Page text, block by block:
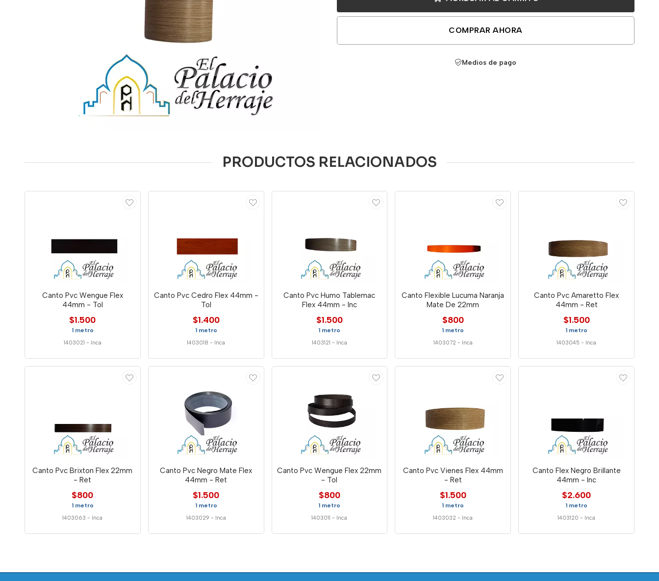
COMPRAR AHORA
Medios de pago
PRODUCTOS RELACIONADOS
Canto Pvc Wengue Flex
44mm - Tol
$1.500
1 metro
1403021 - Inca
Canto Pvc Cedro Flex 44mm -
Tol
$1.400
1 metro
1403018 - Inca
Canto Pvc Humo Tablemac
Flex 44mm - Inc
$1.500
1 metro
1403121 - Inca
Canto Flexible Lucuma Naranja
Mate De 22mm
$800
1 metro
1403072 - Inca
Canto Pvc Amaretto Flex
44mm - Ret
$1.500
1 metro
1403045 - Inca
Canto Pvc Brixton Flex 22mm
- Ret
$800
1 metro
1403063 - Inca
Canto Pvc Negro Mate Flex
44mm - Ret
$1.500
1 metro
1403029 - Inca
Canto Pvc Wengue Flex 22mm
- Tol
$800
1 metro
1403011 - Inca
Canto Pvc Vienes Flex 44mm
- Ret
$1.500
1 metro
1403032 - Inca
Canto Flex Negro Brillante
44mm - Inc
$2.600
1 metro
1403120 - Inca